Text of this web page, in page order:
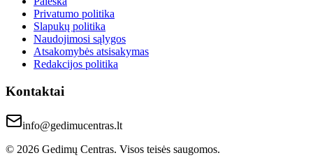
Privatumo politika
Slapukų politika
Naudojimosi sąlygos
Atsakomybės atsisakymas
Redakcijos politika
Kontaktai
info@gedimucentras.lt
© 2026 Gedimų Centras. Visos teisės saugomos.